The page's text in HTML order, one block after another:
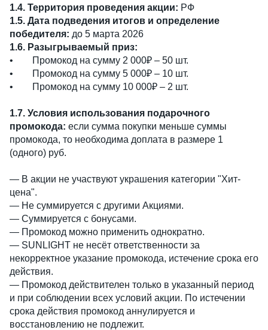
1.4. Территория проведения акции: РФ
1.5. Дата подведения итогов и определение
победителя: до 5 марта 2026
1.6. Разыгрываемый приз:
• Промокод на сумму 2 000₽ – 50 шт.
• Промокод на сумму 5 000₽ – 10 шт.
• Промокод на сумму 10 000₽ – 2 шт.
1.7. Условия использования подарочного
промокода: если сумма покупки меньше суммы
промокода, то необходима доплата в размере 1
(одного) руб.
— В акции не участвуют украшения категории "Хит-
цена".
— Не суммируется с другими Акциями.
— Суммируется с бонусами.
— Промокод можно применить однократно.
— SUNLIGHT не несёт ответственности за
некорректное указание промокода, истечение срока его
действия.
— Промокод действителен только в указанный период
и при соблюдении всех условий акции. По истечении
срока действия промокод аннулируется и
восстановлению не подлежит.